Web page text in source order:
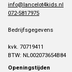
info@lancelot4kids.nl
072-5817975
Bedrijfsgegevens
kvk. 70719411
BTW: NL002073654B84
Openingstijden